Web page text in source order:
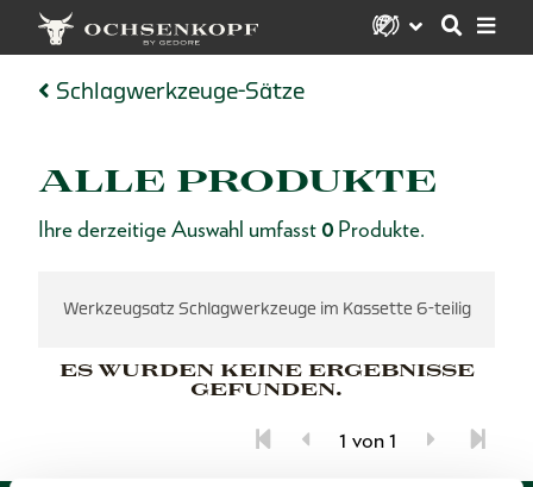
Schlagwerkzeuge-Sätze
ALLE PRODUKTE
Ihre derzeitige Auswahl umfasst 0 Produkte.
Werkzeugsatz Schlagwerkzeuge im Kassette 6-teilig
ES WURDEN KEINE ERGEBNISSE
GEFUNDEN.
1 von 1